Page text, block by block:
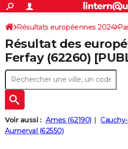
ACTUALITÉS
Politique
Société
Faits Divers
Education
Monde
Villes
+
SPORT
Coupe du monde 2026
Football
Tennis
Cyclisme
Rugby
Forum
CULTURE
Programme TV
TNT
Streaming
Cinéma
Sorties cinéma
Musique
+
FINANCE
Retraite
Impôts
Epargne
Immobilier
Risques naturels par ville
Banque
Assurance
Crédit
AUTO
Essais
Réserver un essai
Citadines
Berlines
SUV
Forum auto
+
HIGH-TECH
Mobiles
Meilleur smartphone
Internet
Ordinateurs
Jeux vidéo
Guide high-tech
+
BRICOLAGE
S'inscrire
Connexion
Résultats européennes 2024
Résultat des
Ferfay (62260)
Voir aussi : Ames (62190)
Aumerval (62550)